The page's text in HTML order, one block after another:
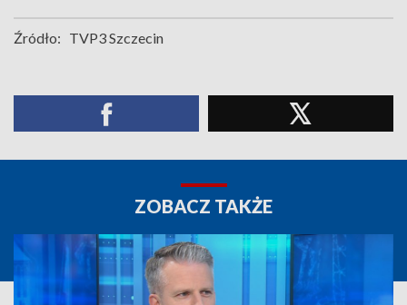
Źródło: TVP3 Szczecin
ZOBACZ TAKŻE